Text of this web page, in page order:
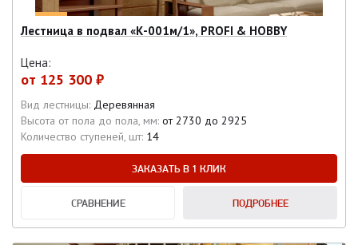
Лестница в подвал «К-001м/1», PROFI & HOBBY
Цена:
от 125 300 ₽
Вид лестницы: Деревянная
Высота от пола до пола, мм: от 2730 до 2925
Количество ступеней, шт: 14
ЗАКАЗАТЬ В 1 КЛИК
СРАВНЕНИЕ ПОДРОБНЕЕ